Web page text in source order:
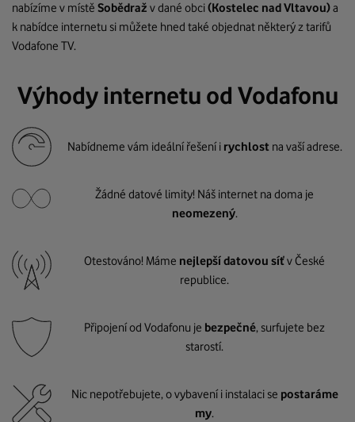
nabízíme v místě Sobědraž v dané obci(Kostelec nad Vltavou)a
k nabídce internetu si můžete hned také objednat některý z tarifů
Vodafone TV.
Výhody internetu od Vodafonu
Nabídneme vám ideální řešení i rychlost na vaší adrese.
Žádné datové limity! Náš internet na doma je
neomezený.
Otestováno! Máme nejlepší datovou síťv České
republice.
Připojení od Vodafonu je bezpečné, surfujete bez
starostí.
Nic nepotřebujete, o vybavení i instalaci se postaráme
my.